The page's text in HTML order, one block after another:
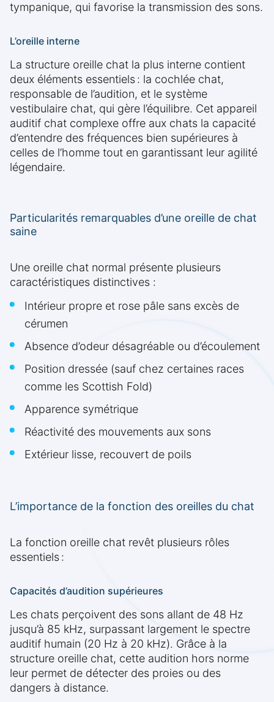
tympanique, qui favorise la transmission des sons.
L’oreille interne
La structure oreille chat la plus interne contient
deux éléments essentiels : la cochlée chat,
responsable de l’audition, et le système
vestibulaire chat, qui gère l’équilibre. Cet appareil
auditif chat complexe offre aux chats la capacité
d’entendre des fréquences bien supérieures à
celles de l’homme tout en garantissant leur agilité
légendaire.
Particularités remarquables d’une oreille de chat
saine
Une oreille chat normal présente plusieurs
caractéristiques distinctives :
Intérieur propre et rose pâle sans excès de
cérumen
Absence d’odeur désagréable ou d’écoulement
Position dressée (sauf chez certaines races
comme les Scottish Fold)
Apparence symétrique
Réactivité des mouvements aux sons
Extérieur lisse, recouvert de poils
L’importance de la fonction des oreilles du chat
La fonction oreille chat revêt plusieurs rôles
essentiels :
Capacités d’audition supérieures
Les chats perçoivent des sons allant de 48 Hz
jusqu’à 85 kHz, surpassant largement le spectre
auditif humain (20 Hz à 20 kHz). Grâce à la
structure oreille chat, cette audition hors norme
leur permet de détecter des proies ou des
dangers à distance.